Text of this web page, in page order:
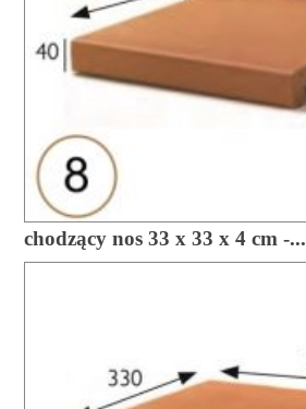
chodzący nos 33 x 33 x 4 cm -...